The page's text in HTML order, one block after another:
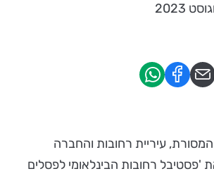
עיריית רחובות והחברה
את 'פסטיבל רחובות הבינלאומי לפסלים